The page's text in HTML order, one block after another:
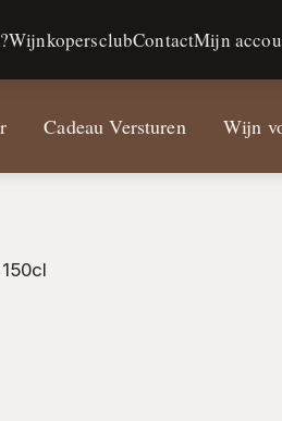
WijnkopersclubContactMijn
Cadeau Versturen Wijn